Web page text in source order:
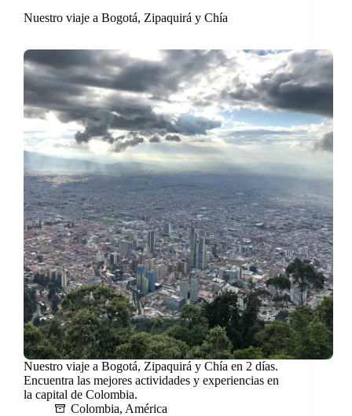
Nuestro viaje a Bogotá, Zipaquirá y Chía
Nuestro viaje a Bogotá, Zipaquirá y Chía en 2 días.
Encuentra las mejores actividades y experiencias en
la capital de Colombia.
Colombia, América